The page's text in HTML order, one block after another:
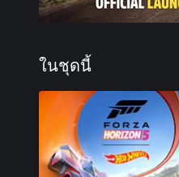
ในชุดนี้